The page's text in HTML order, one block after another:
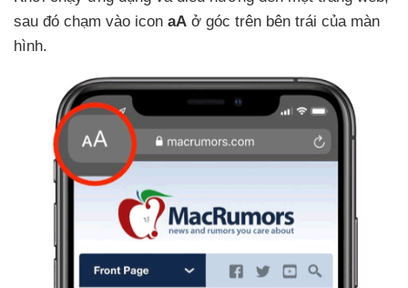
sau đó chạm vào icon aA ở góc trên bên trái của màn
hình.